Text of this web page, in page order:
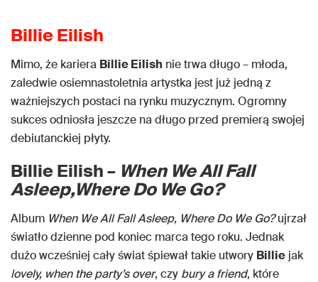
Billie Eilish
Mimo, że kariera Billie Eilish nie trwa długo – młoda,
zaledwie osiemnastoletnia artystka jest już jedną z
ważniejszych postaci na rynku muzycznym. Ogromny
sukces odniosła jeszcze na długo przed premierą swojej
debiutanckiej płyty.
Billie Eilish – When We All Fall
Asleep,Where Do We Go?
Album When We All Fall Asleep, Where Do We Go?ujrzał
światło dzienne pod koniec marca tego roku. Jednak
dużo wcześniej cały świat śpiewał takie utwory Billie jak
lovely, when the party’s over, czy bury a friend, które